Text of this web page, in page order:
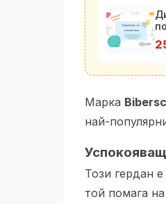
Марка
най-
Този гердан
той помага